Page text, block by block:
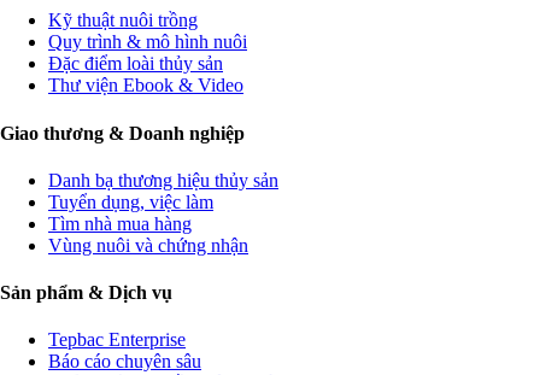
Kỹ thuật nuôi trồng
Quy trình & mô hình nuôi
Đặc điểm loài thủy sản
Thư viện Ebook & Video
Giao thương & Doanh nghiệp
Danh bạ thương hiệu thủy sản
Tuyển dụng, việc làm
Tìm nhà mua hàng
Vùng nuôi và chứng nhận
Sản phẩm & Dịch vụ
Tepbac Enterprise
Báo cáo chuyên sâu